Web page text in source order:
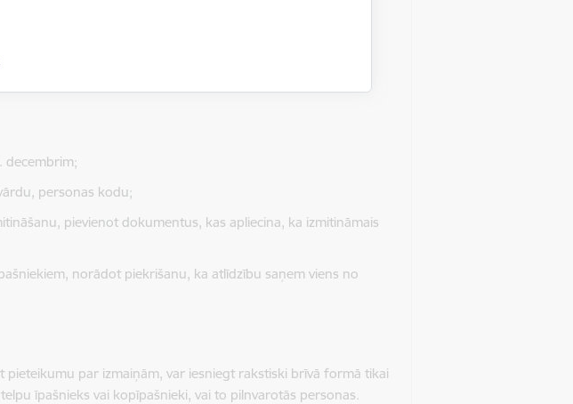
numurs, kontaktinformācija, kredītiestādes
decembrim;
, personas kodu;
pievienot dokumentus, kas apliecina, ka izmitināmais
norādot piekrišanu, ka atlīdzību saņem viens no
par izmaiņām, var iesniegt rakstiski brīvā formā tikai
īpašnieks vai kopīpašnieki, vai to pilnvarotās personas.